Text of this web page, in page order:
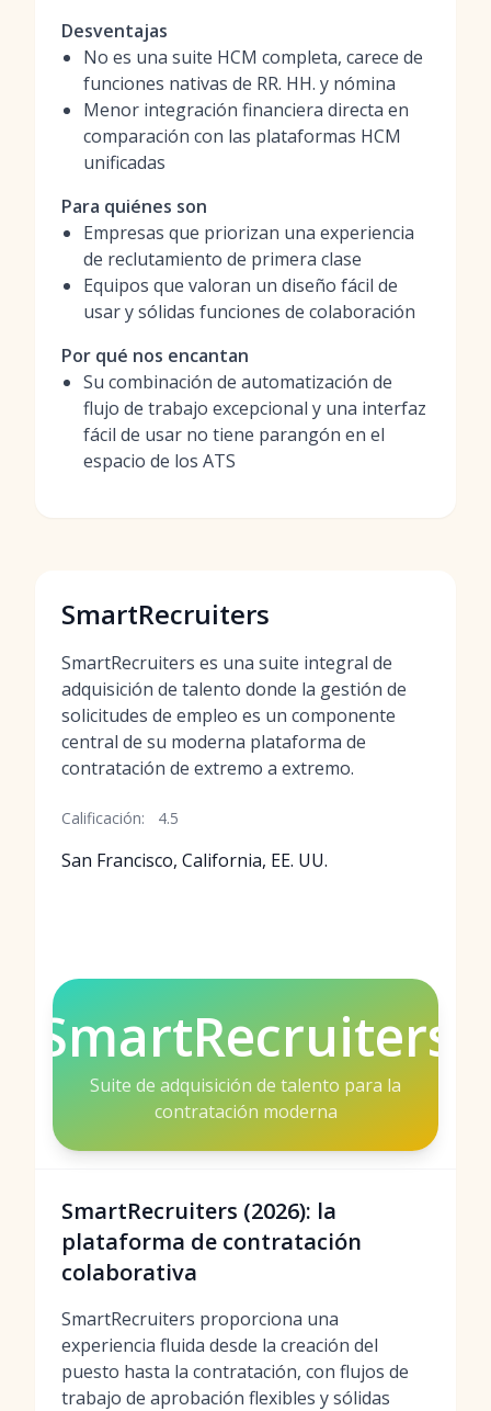
Desventajas
No es una suite HCM completa, carece de
funciones nativas de RR. HH. y nómina
Menor integración financiera directa en
comparación con las plataformas HCM
unificadas
Para quiénes son
Empresas que priorizan una experiencia
de reclutamiento de primera clase
Equipos que valoran un diseño fácil de
usar y sólidas funciones de colaboración
Por qué nos encantan
Su combinación de automatización de
flujo de trabajo excepcional y una interfaz
fácil de usar no tiene parangón en el
espacio de los ATS
SmartRecruiters
SmartRecruiters es una suite integral de
adquisición de talento donde la gestión de
solicitudes de empleo es un componente
central de su moderna plataforma de
contratación de extremo a extremo.
Calificación: 4.5
San Francisco, California, EE. UU.
SmartRecruiters
Suite de adquisición de talento para la
contratación moderna
SmartRecruiters (2026): la
plataforma de contratación
colaborativa
SmartRecruiters proporciona una
experiencia fluida desde la creación del
puesto hasta la contratación, con flujos de
trabajo de aprobación flexibles y sólidas